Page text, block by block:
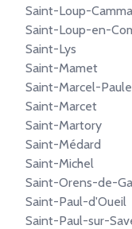
Saint-Loup-
Saint-Loup-en-
Saint-Lys
Saint-Mamet
Saint-Marcel-
Saint-Marcet
Saint-Martory
Saint-Médard
Saint-Michel
Saint-Orens-de-
Saint-Paul-d'Oueil
Saint-Paul-sur-